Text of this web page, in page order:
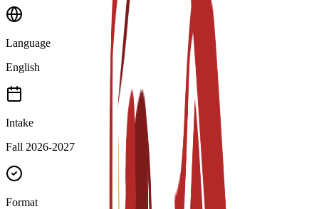
Language
English
Intake
Fall 2026-2027
Format